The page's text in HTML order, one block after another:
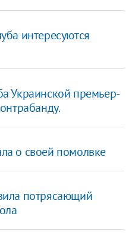
интересуются
Украинской премьер-
о своей помолвке
потрясающий